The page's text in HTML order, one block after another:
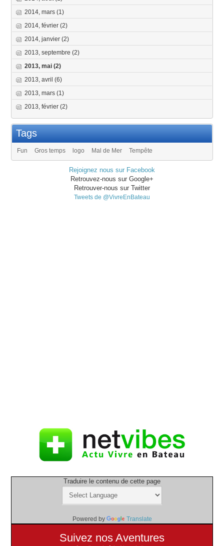
2014, mars(1)
2014, février(2)
2014, janvier(2)
2013, septembre(2)
2013, mai(2)
2013, avril(6)
2013, mars(1)
2013, février(2)
Tags
Fun Gros temps logo Mal de Mer Tempête
Rejoignez nous sur Facebook
Retrouvez-nous sur Google+
Retrouver-nous sur Twitter
Tweets de @VivreEnBateau
Traduire le contenu de cette page
Powered by Translate
Suivez nos Aventures